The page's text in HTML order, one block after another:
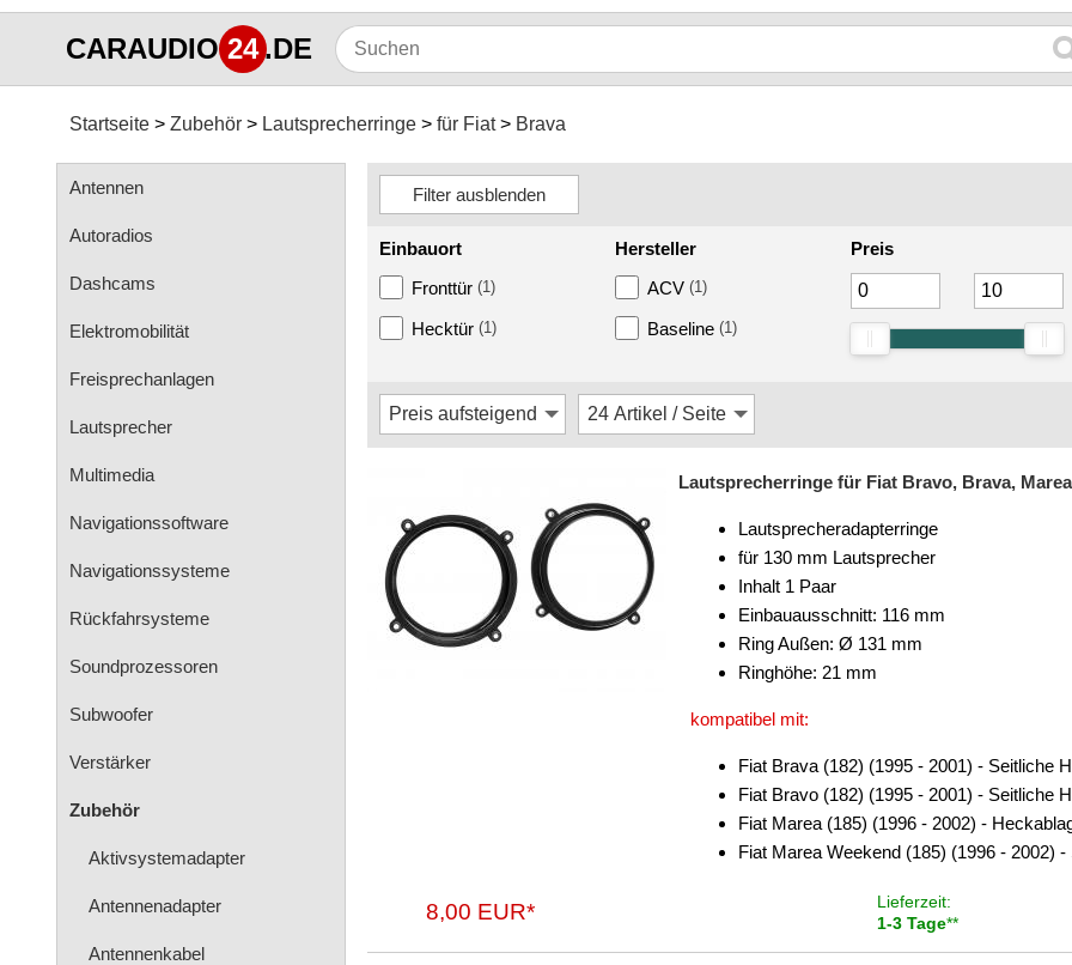
CARAUDIO 24.DE
Startseite Zubehör Lautsprecherringe für Fiat Brava
Antennen
Autoradios
Dashcams
Elektromobilität
Freisprechanlagen
Lautsprecher
Multimedia
Navigationssoftware
Navigationssysteme
Rückfahrsysteme
Soundprozessoren
Subwoofer
Verstärker
Zubehör
Aktivsystemadapter
Antennenadapter
Antennenkabel
Einbauort
Fronttür (1)
Hecktür (1)
Hersteller
ACV (1)
Baseline (1)
Preis
Lautsprecherringe für Fiat Bravo, Brava,
Lautsprecheradapterringe
für 130 mm Lautsprecher
Inhalt 1 Paar
Einbauausschnitt: 116 mm
Ring Außen: Ø 131 mm
Ringhöhe: 21 mm
kompatibel mit:
Fiat Brava (182) (1995 - 2001) - Seitliche
Fiat Bravo (182) (1995 - 2001) - Seitliche
Fiat Marea (185) (1996 - 2002) -
Fiat Marea Weekend (185) (1996 - 2002)
8,00 EUR*
Lieferzeit:
1-3 Tage**